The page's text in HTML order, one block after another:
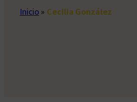
Inicio » Cecilia González